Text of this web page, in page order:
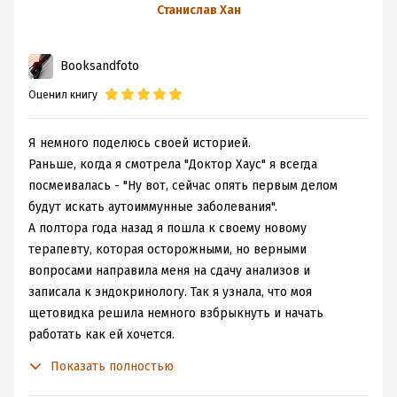
Аутоиммунный
работает
Станислав Хан
Booksandfoto
Оценил книгу
Я немного поделюсь своей историей.
Раньше, когда я смотрела "Доктор Хаус" я всегда
посмеивалась - "Ну вот, сейчас опять первым делом
будут искать аутоиммунные заболевания".
А полтора года назад я пошла к своему новому
терапевту, которая осторожными, но верными
вопросами направила меня на сдачу анализов и
записала к эндокринологу. Так я узнала, что моя
щетовидка решила немного взбрыкнуть и начать
работать как ей хочется.
Показать полностью